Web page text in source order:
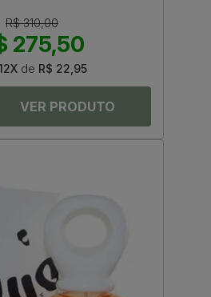
R$ 310,00
275,50
de R$ 22,95